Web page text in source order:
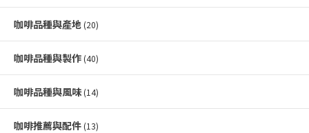
咖啡品種與產地 (20)
咖啡品種與製作 (40)
咖啡品種與風味(14)
咖啡推薦與配件 (13)